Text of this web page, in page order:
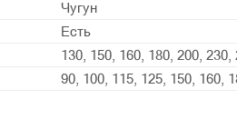
Чугун
Есть
130, 150, 160, 180, 200,
90, 100, 115, 125, 150, 160,